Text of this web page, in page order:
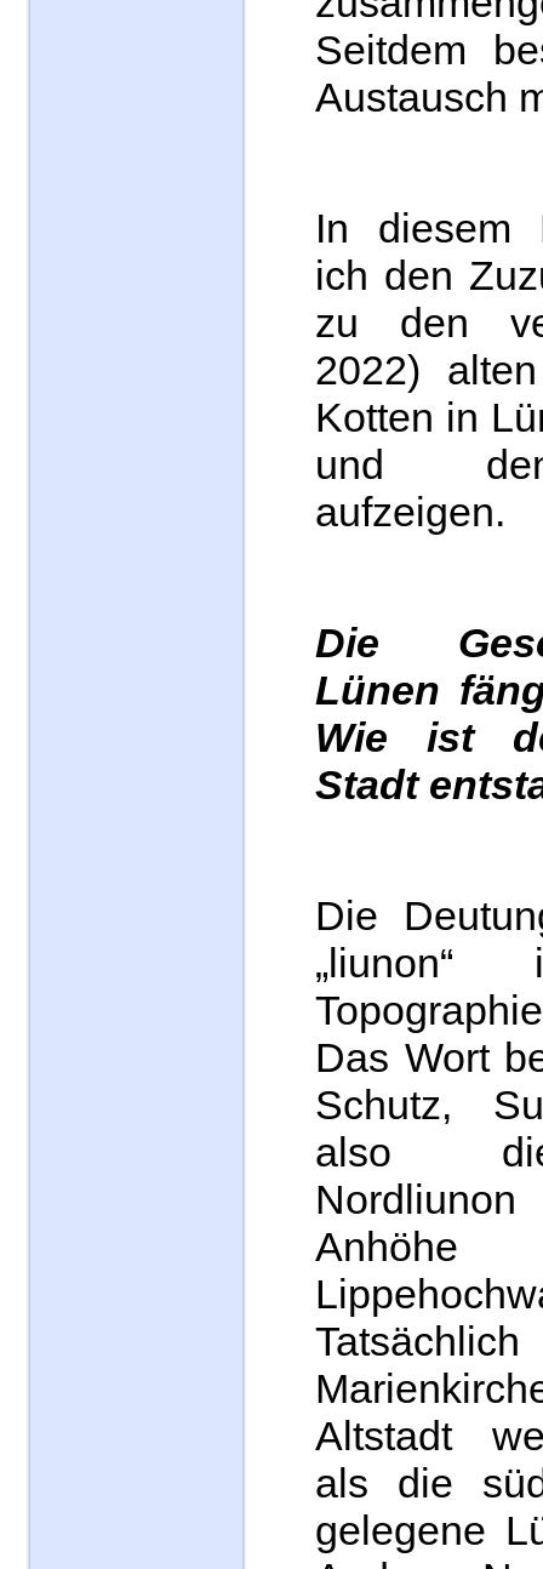
Seitdem
Austausch
In diesem
ich den
zu den
2022)
Kotten in
und
aufzeigen.
Die
Lünen
Wie ist
Stadt
Die
Das Wort
Schutz,
also
Altstadt
als die
gelegene